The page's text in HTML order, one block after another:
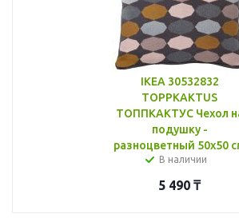
IKEA 30532832
TOPPKAKTUS
ТОППКАКТУС Чехол
подушку -
разноцветный 50x50
В наличии
5 490 ₸